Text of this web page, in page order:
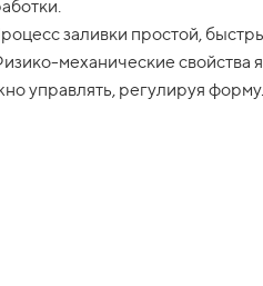
заливки простой,
механические свойства
управлять, регулируя